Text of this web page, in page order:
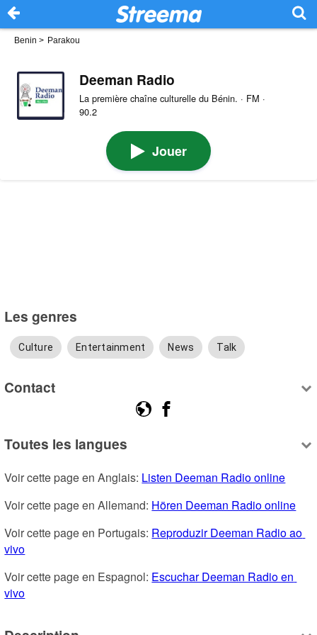
Benin > Parakou
Deeman Radio
La première chaîne culturelle du Bénin. · FM ·
90.2
Jouer
Les genres
Culture Entertainment News Talk
Contact
Toutes les langues
Voir cette page en Anglais: Listen Deeman Radio online
Voir cette page en Allemand: Hören Deeman Radio online
Voir cette page en Portugais: Reproduzir Deeman Radio ao
vivo
Voir cette page en Espagnol: Escuchar Deeman Radio en
vivo